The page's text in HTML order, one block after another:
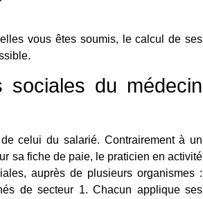
vous êtes soumis, le calcul de ses
sociales du médecin
celui du salarié. Contrairement à un
sa fiche de paie, le praticien en activité
auprès de plusieurs organismes :
de secteur 1. Chacun applique ses